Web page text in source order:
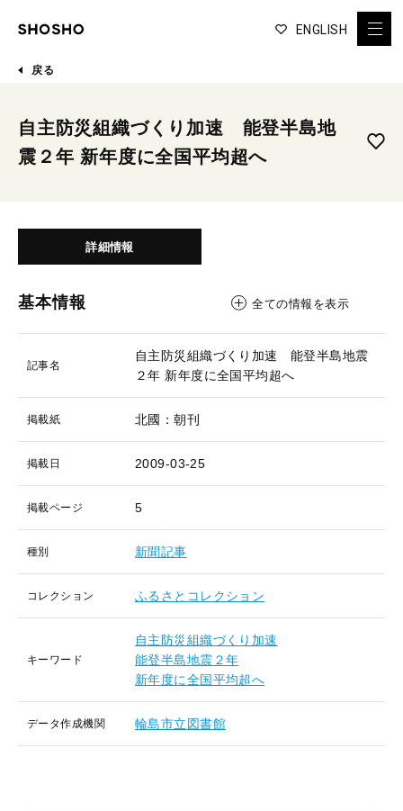
ENGLISH
戻る
自主防災組織づくり加速 能登半島地
震２年 新年度に全国平均超へ
詳細情報
基本情報 全ての情報を表示
記事名
自主防災組織づくり加速 能登半島地震
２年 新年度に全国平均超へ
掲載紙 北國：朝刊
掲載日 2009-03-25
掲載ページ 5
種別 新聞記事
コレクション ふるさとコレクション
キーワード
自主防災組織づくり加速
能登半島地震２年
新年度に全国平均超へ
データ作成機関 輪島市立図書館